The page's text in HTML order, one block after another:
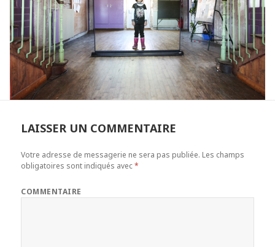
LAISSER UN COMMENTAIRE
Votre adresse de messagerie ne sera pas publiée. Les champs
obligatoires sont indiqués avec*
COMMENTAIRE